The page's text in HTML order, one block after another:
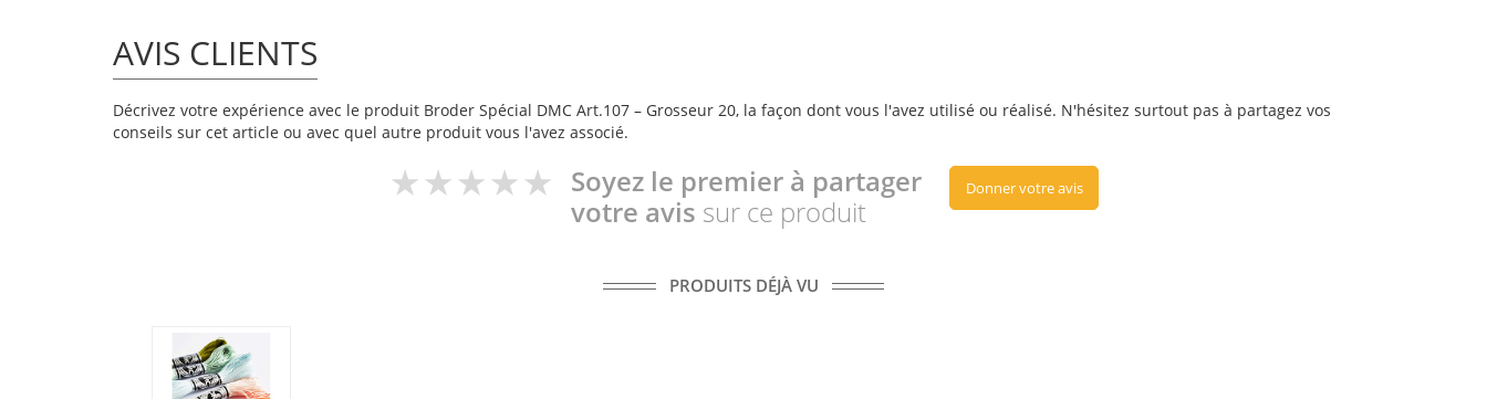
AVIS CLIENTS
Décrivez votre expérience avec le produit Broder Spécial DMC Art.107 – Grosseur 20, la façon dont vous l'avez utilisé ou réalisé. N'hésitez surtout pas à partagez vos
conseils sur cet article ou avec quel autre produit vous l'avez associé.
Soyez le premier à partager
votre avis sur ce produit
Donner votre avis
PRODUITS DÉJÀ VU